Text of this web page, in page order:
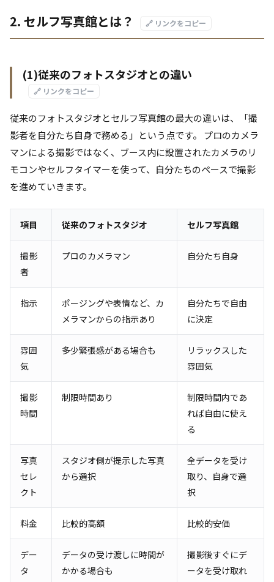
2. セルフ写真館とは？ 🔗 リンクをコピー
(1)従来のフォトスタジオとの違い
🔗 リンクをコピー
従来のフォトスタジオとセルフ写真館の最大の違いは、「撮
影者を自分たち自身で務める」という点です。 プロのカメラ
マンによる撮影ではなく、ブース内に設置されたカメラのリ
モコンやセルフタイマーを使って、自分たちのペースで撮影
を進めていきます。
項目 従来のフォトスタジオ セルフ写真館
撮影
者
プロのカメラマン 自分たち自身
指示
ポージングや表情など、カ
メラマンからの指示あり
自分たちで自由
に決定
雰囲
気
多少緊張感がある場合も
リラックスした
雰囲気
撮影
時間
制限時間あり
制限時間内であ
れば自由に使え
る
写真
セレ
クト
スタジオ側が提示した写真
から選択
全データを受け
取り、自身で選
択
料金 比較的高額 比較的安価
デー
タ
データの受け渡しに時間が
かかる場合も
撮影後すぐにデ
ータを受け取れ